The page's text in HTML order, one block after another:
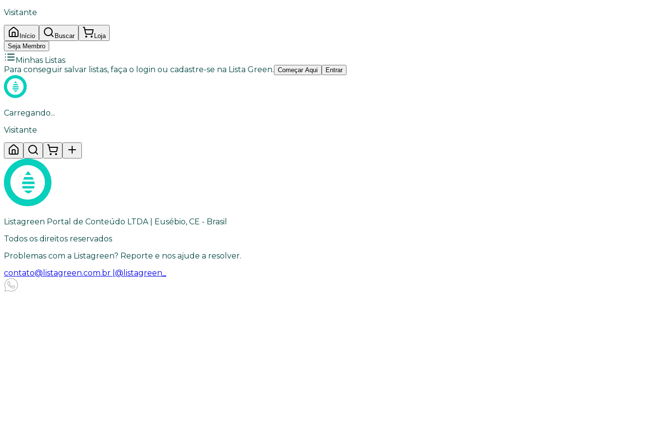
Visitante
Início Buscar
Loja
Seja Membro
Minhas Listas
Para conseguir salvar listas, faça o login ou cadastre-se na Lista Green. Começar Aqui Entrar
Carregando...
Visitante
Listagreen Portal de Conteúdo LTDA | Eusébio, CE - Brasil
Todos os direitos reservados
Problemas com a Listagreen? Reporte e nos ajude a resolver.
contato@listagreen.com.br | @listagreen_